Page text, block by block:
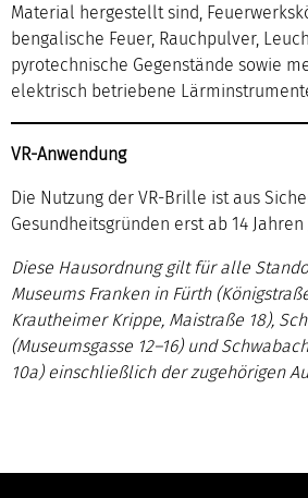
Material hergestellt sind,
bengalische Feuer, Rauchpulver,
pyrotechnische Gegenstände sowie
elektrisch betriebene
VR-Anwendung
Die Nutzung der VR-Brille ist aus
Gesundheitsgründen erst ab 14
Diese Hausordnung gilt für alle
Museums Franken in Fürth
Krautheimer Krippe, Maistraße 18),
(Museumsgasse 12–16) und
10a) einschließlich der zugehörigen